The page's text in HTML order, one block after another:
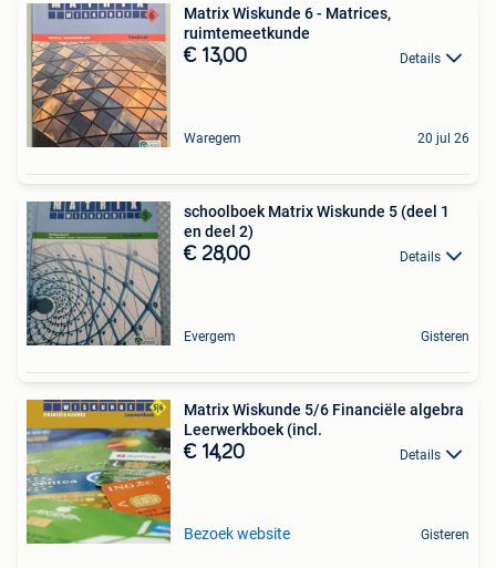
Matrix Wiskunde 6 - Matrices,
ruimtemeetkunde
€ 13,00 Details
Waregem 20 jul 26
schoolboek Matrix Wiskunde 5 (deel 1
en deel 2)
€ 28,00 Details
Evergem Gisteren
Matrix Wiskunde 5/6 Financiële algebra
Leerwerkboek (incl.
€ 14,20 Details
Bezoek website Gisteren